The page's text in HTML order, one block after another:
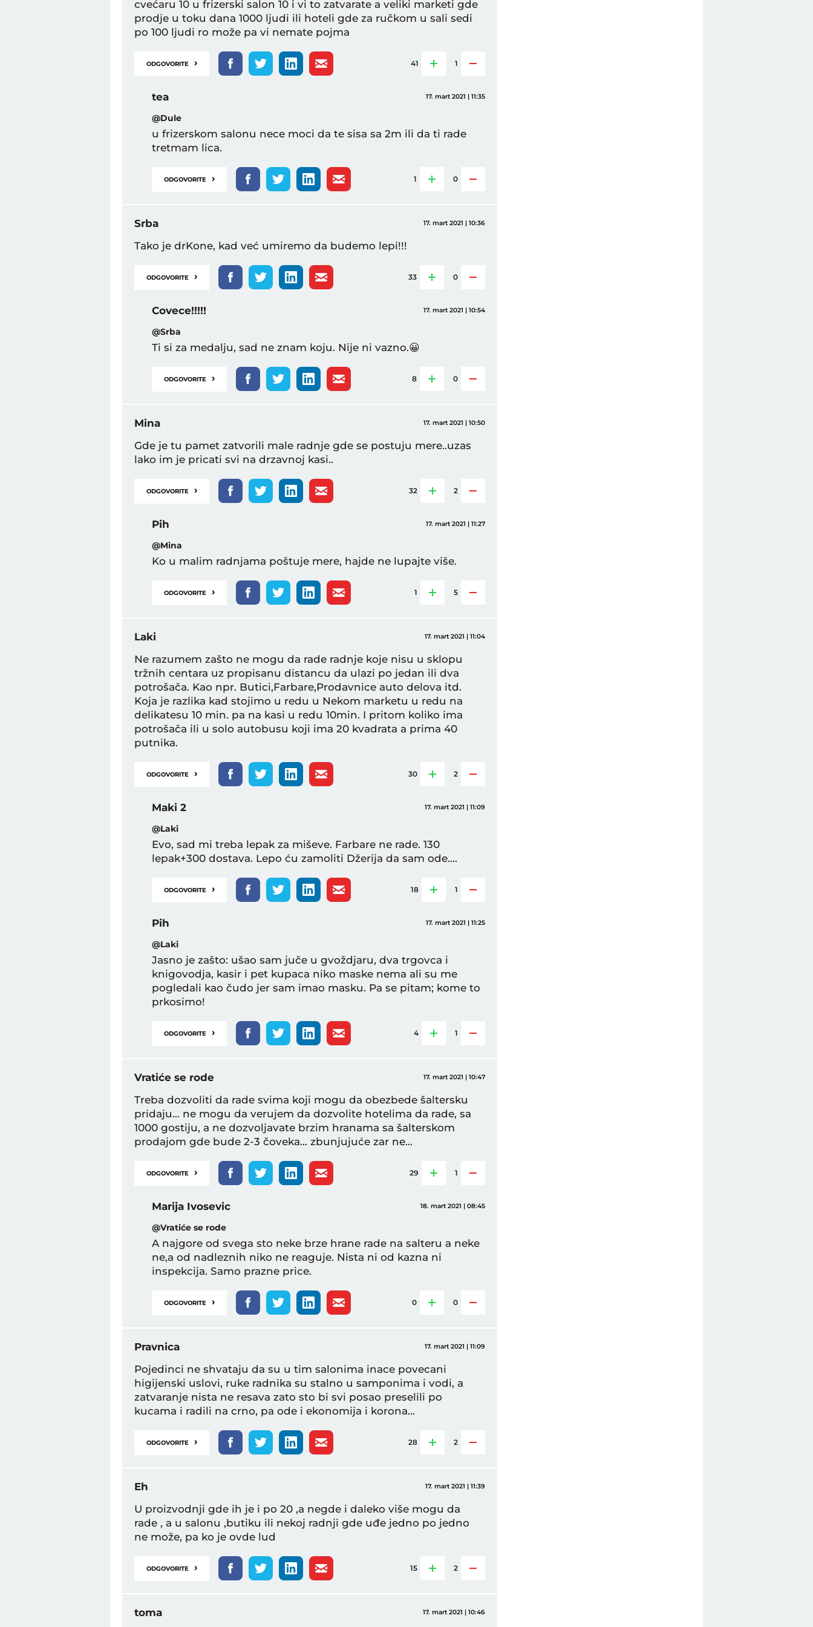
cvećaru 10 u frizerski salon 10 i vi to zatvarate a veliki marketi gde
prodje u toku dana 1000 ljudi ili hoteli gde za ručkom u sali sedi
po 100 ljudi ro može pa vi nemate pojma
ODGOVORITE › 41 1
17. mart 2021 | 11:35
tea
@Dule
u frizerskom salonu nece moci da te sisa sa 2m ili da ti rade
tretmam lica.
ODGOVORITE › 1 0
17. mart 2021 | 10:36
Srba
Tako je drKone, kad već umiremo da budemo lepi!!!
ODGOVORITE › 33 0
17. mart 2021 | 10:54
Covece!!!!!
@Srba
Ti si za medalju, sad ne znam koju. Nije ni vazno.😀
ODGOVORITE › 8 0
17. mart 2021 | 10:50
Mina
Gde je tu pamet zatvorili male radnje gde se postuju mere..uzas
lako im je pricati svi na drzavnoj kasi..
ODGOVORITE › 32 2
17. mart 2021 | 11:27
Pih
@Mina
Ko u malim radnjama poštuje mere, hajde ne lupajte više.
ODGOVORITE › 1 5
17. mart 2021 | 11:04
Laki
Ne razumem zašto ne mogu da rade radnje koje nisu u sklopu
tržnih centara uz propisanu distancu da ulazi po jedan ili dva
potrošača. Kao npr. Butici,Farbare,Prodavnice auto delova itd.
Koja je razlika kad stojimo u redu u Nekom marketu u redu na
delikatesu 10 min. pa na kasi u redu 10min. I pritom koliko ima
potrošača ili u solo autobusu koji ima 20 kvadrata a prima 40
putnika.
ODGOVORITE › 30 2
17. mart 2021 | 11:09
Maki 2
@Laki
Evo, sad mi treba lepak za miševe. Farbare ne rade. 130
lepak+300 dostava. Lepo ću zamoliti Džerija da sam ode....
ODGOVORITE › 18 1
17. mart 2021 | 11:25
Pih
@Laki
Jasno je zašto: ušao sam juče u gvoždjaru, dva trgovca i
knigovodja, kasir i pet kupaca niko maske nema ali su me
pogledali kao čudo jer sam imao masku. Pa se pitam; kome to
prkosimo!
ODGOVORITE › 4 1
17. mart 2021 | 10:47
Vratiće se rode
Treba dozvoliti da rade svima koji mogu da obezbede šaltersku
pridaju... ne mogu da verujem da dozvolite hotelima da rade, sa
1000 gostiju, a ne dozvoljavate brzim hranama sa šalterskom
prodajom gde bude 2-3 čoveka... zbunjujuće zar ne...
ODGOVORITE › 29 1
18. mart 2021 | 08:45
Marija Ivosevic
@Vratiće se rode
A najgore od svega sto neke brze hrane rade na salteru a neke
ne,a od nadleznih niko ne reaguje. Nista ni od kazna ni
inspekcija. Samo prazne price.
ODGOVORITE › 0 0
17. mart 2021 | 11:09
Pravnica
Pojedinci ne shvataju da su u tim salonima inace povecani
higijenski uslovi, ruke radnika su stalno u samponima i vodi, a
zatvaranje nista ne resava zato sto bi svi posao preselili po
kucama i radili na crno, pa ode i ekonomija i korona...
ODGOVORITE › 28 2
17. mart 2021 | 11:39
Eh
U proizvodnji gde ih je i po 20 ,a negde i daleko više mogu da
rade , a u salonu ,butiku ili nekoj radnji gde uđe jedno po jedno
ne može, pa ko je ovde lud
ODGOVORITE › 15 2
17. mart 2021 | 10:46
toma